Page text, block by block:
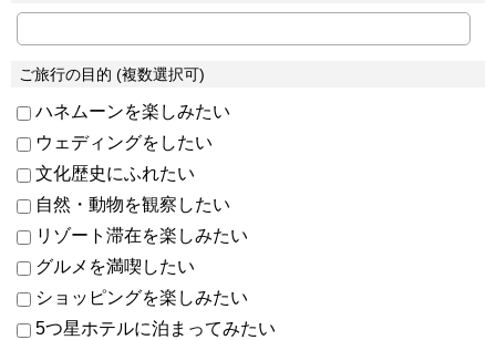
ご旅行の目的 (複数選択可)
ハネムーンを楽しみたい
ウェディングをしたい
文化歴史にふれたい
自然・動物を観察したい
リゾート滞在を楽しみたい
グルメを満喫したい
ショッピングを楽しみたい
5つ星ホテルに泊まってみたい